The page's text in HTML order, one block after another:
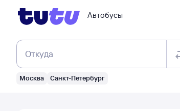
Автобусы
Откуда
Москва Санкт-Петербург